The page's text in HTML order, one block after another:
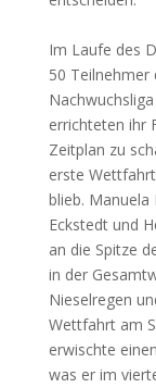
Im Laufe des
50 Teilnehmer
errichteten ihr
Zeitplan zu
erste
blieb. Manuela
Eckstedt und
an die Spitze
in der
Nieselregen
Wettfahrt am
erwischte
was er im